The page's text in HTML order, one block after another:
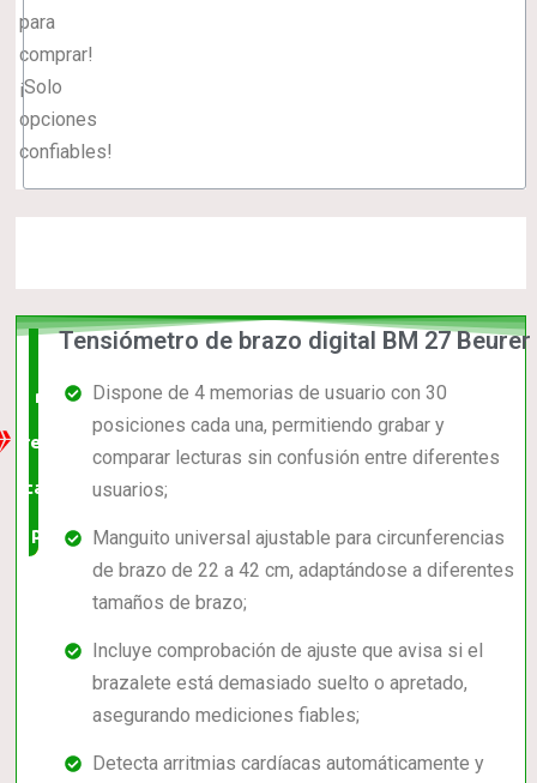
para
comprar!
¡Solo
opciones
confiables!
La
mejor
relación
calidad-
precio
Tensiómetro de brazo digital BM 27 Beurer
Dispone de 4 memorias de usuario con 30
posiciones cada una, permitiendo grabar y
comparar lecturas sin confusión entre diferentes
usuarios;
Manguito universal ajustable para circunferencias
de brazo de 22 a 42 cm, adaptándose a diferentes
tamaños de brazo;
Incluye comprobación de ajuste que avisa si el
brazalete está demasiado suelto o apretado,
asegurando mediciones fiables;
Detecta arritmias cardíacas automáticamente y